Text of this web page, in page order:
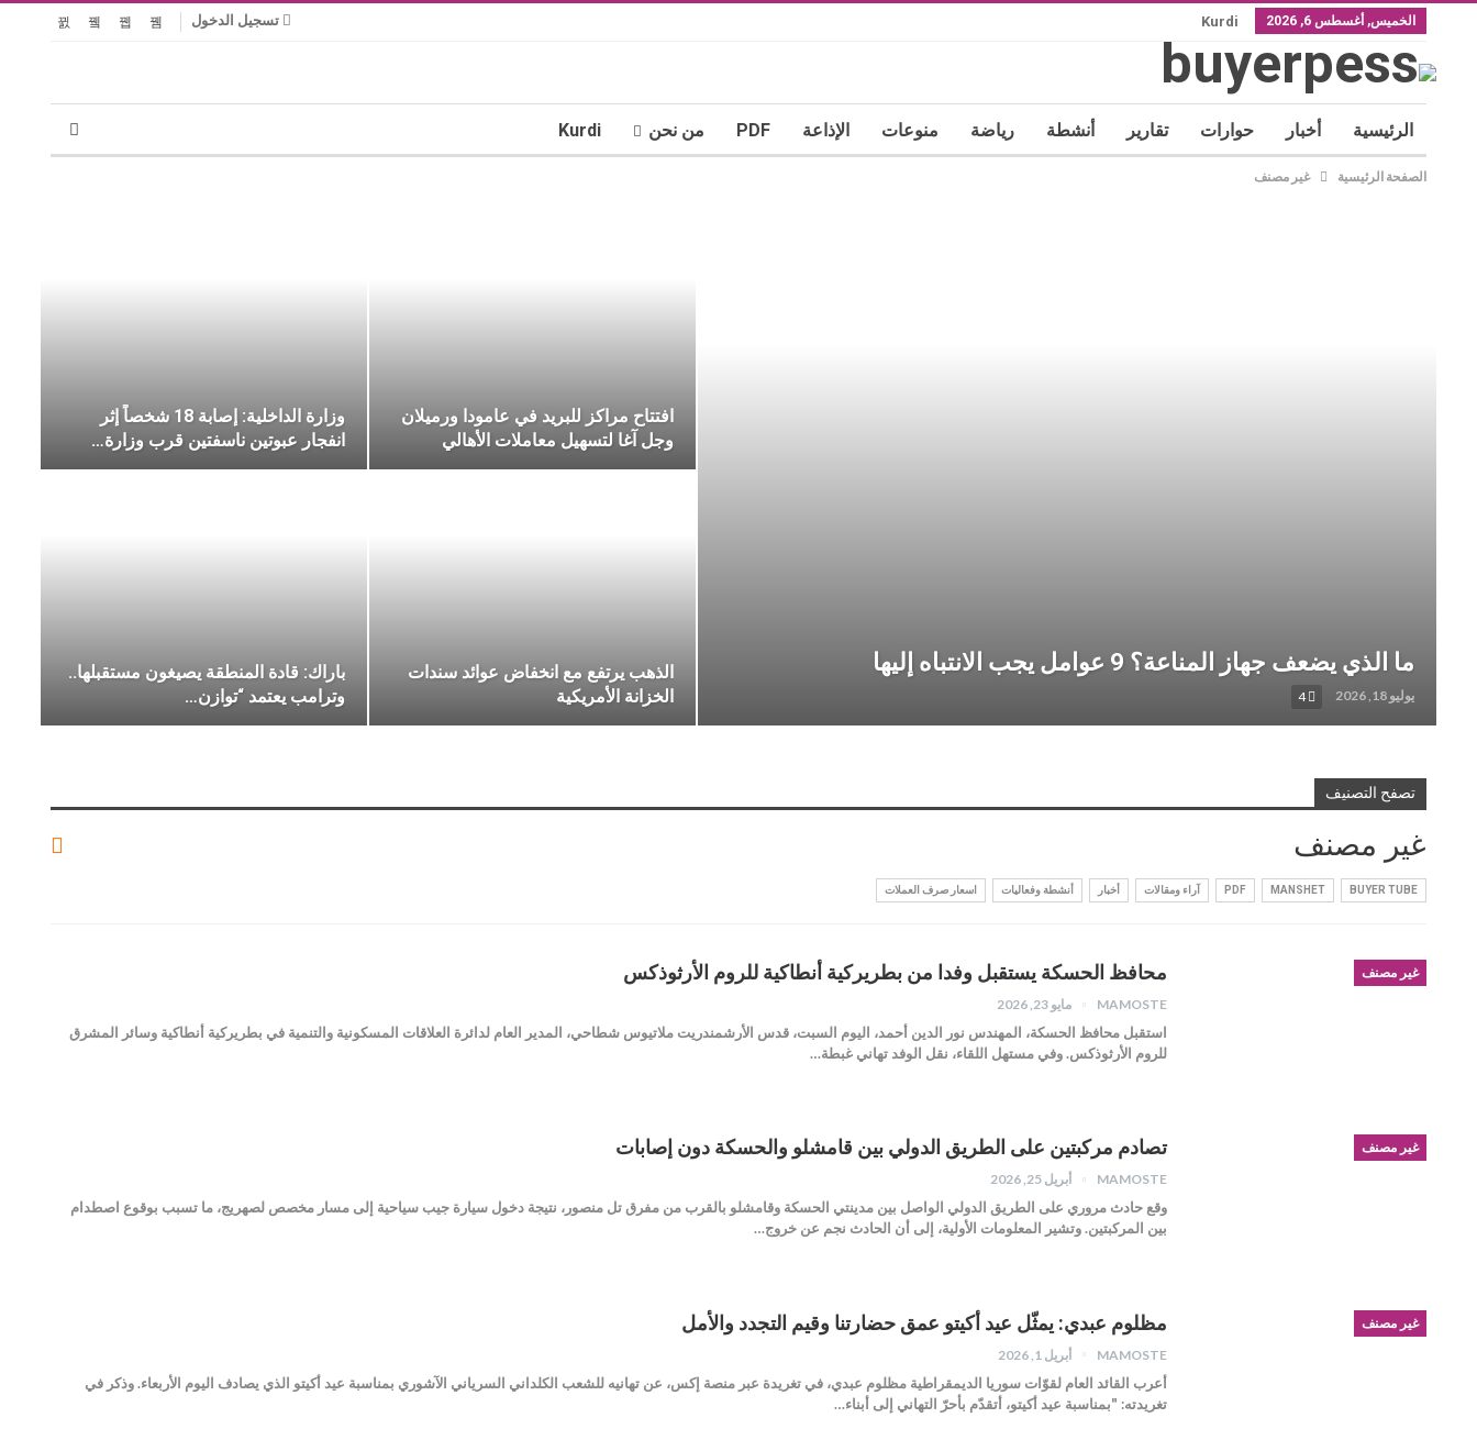
تسجيل الدخول الخميس, أغسطس 6, 2026 Kurdi
الرئيسية أخبار حوارات تقارير أنشطة رياضة منوعات الإذاعة PDF من نحن Kurdi
الصفحة الرئيسية غير مصنف
ما الذي يضعف جهاز المناعة؟ 9 عوامل يجب الانتباه إليها
يوليو 18, 2026 4
افتتاح مراكز للبريد في عامودا ورميلان
وجل آغا لتسهيل معاملات الأهالي
وزارة الداخلية: إصابة 18 شخصاً إثر
انفجار عبوتين ناسفتين قرب وزارة…
الذهب يرتفع مع انخفاض عوائد سندات
الخزانة الأمريكية
باراك: قادة المنطقة يصيغون مستقبلها..
وترامب يعتمد “توازن…
تصفح التصنيف
غير مصنف
BUYER TUBE
MANSHET
PDF آراء ومقالات أخبار أنشطة وفعاليات اسعار صرف العملات
غير مصنف محافظ الحسكة يستقبل وفدا من بطريركية أنطاكية للروم الأرثوذكس
MAMOSTE مايو 23, 2026
استقبل محافظ الحسكة، المهندس نور الدين أحمد، اليوم السبت، قدس الأرشمندريت ملاتيوس شطاحي، المدير العام لدائرة العلاقات المسكونية والتنمية في بطريركية أنطاكية وسائر المشرق
للروم الأرثوذكس. وفي مستهل اللقاء، نقل الوفد تهاني غبطة…
غير مصنف تصادم مركبتين على الطريق الدولي بين قامشلو والحسكة دون إصابات
MAMOSTE أبريل 25, 2026
وقع حادث مروري على الطريق الدولي الواصل بين مدينتي الحسكة وقامشلو بالقرب من مفرق تل منصور، نتيجة دخول سيارة جيب سياحية إلى مسار مخصص لصهريج، ما تسبب بوقوع اصطدام
بين المركبتين. وتشير المعلومات الأولية، إلى أن الحادث نجم عن خروج…
غير مصنف مظلوم عبدي: يمثّل عيد أكيتو عمق حضارتنا وقيم التجدد والأمل
MAMOSTE أبريل 1, 2026
أعرب القائد العام لقوّات سوريا الديمقراطية مظلوم عبدي، في تغريدة عبر منصة إكس، عن تهانيه للشعب الكلداني السرياني الآشوري بمناسبة عيد أكيتو الذي يصادف اليوم الأربعاء. وذكر في
تغريدته: "بمناسبة عيد أكيتو، أتقدّم بأحرّ التهاني إلى أبناء…